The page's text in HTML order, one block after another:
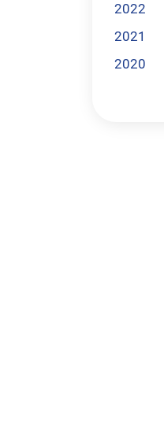
2022
2021
2020